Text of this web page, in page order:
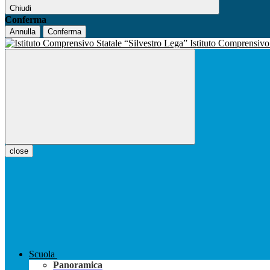
Chiudi
Conferma
Annulla Conferma
Istituto Comprensivo
close
Scuola
Panoramica